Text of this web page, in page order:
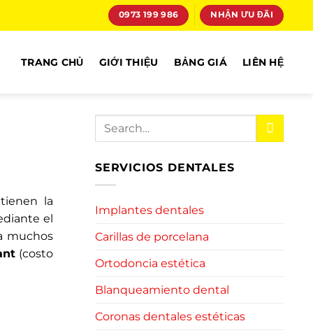
0973 199 986 NHẬN ƯU ĐÃI
TRANG CHỦ GIỚI THIỆU BẢNG GIÁ LIÊN HỆ
la
el
muchos
(costo
SERVICIOS DENTALES
Implantes dentales
Carillas de porcelana
Ortodoncia estética
Blanqueamiento dental
Coronas dentales estéticas